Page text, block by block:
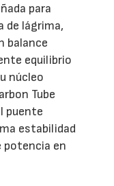
para
de lágrima,
balance
equilibrio
núcleo
Tube
puente
estabilidad
potencia en